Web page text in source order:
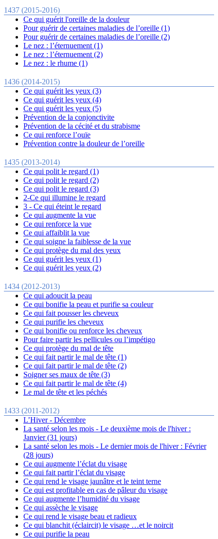
1437 (2015-2016)
Ce qui guérit l'oreille de la douleur
Pour guérir de certaines maladies de l’oreille (1)
Pour guérir de certaines maladies de l’oreille (2)
Le nez : l’éternuement (1)
Le nez : l’éternuement (2)
Le nez : le rhume (1)
1436 (2014-2015)
Ce qui guérit les yeux (3)
Ce qui guérit les yeux (4)
Ce qui guérit les yeux (5)
Prévention de la conjonctivite
Prévention de la cécité et du strabisme
Ce qui renforce l’ouïe
Prévention contre la douleur de l’oreille
1435 (2013-2014)
Ce qui polit le regard (1)
Ce qui polit le regard (2)
Ce qui polit le regard (3)
2-Ce qui illumine le regard
3 - Ce qui éteint le regard
Ce qui augmente la vue
Ce qui renforce la vue
Ce qui affaiblit la vue
Ce qui soigne la faiblesse de la vue
Ce qui protège du mal des yeux
Ce qui guérit les yeux (1)
Ce qui guérit les yeux (2)
1434 (2012-2013)
Ce qui adoucit la peau
Ce qui bonifie la peau et purifie sa couleur
Ce qui fait pousser les cheveux
Ce qui purifie les cheveux
Ce qui bonifie ou renforce les cheveux
Pour faire partir les pellicules ou l’impétigo
Ce qui protège du mal de tête
Ce qui fait partir le mal de tête (1)
Ce qui fait partir le mal de tête (2)
Soigner ses maux de tête (3)
Ce qui fait partir le mal de tête (4)
Le mal de tête et les péchés
1433 (2011-2012)
L’Hiver - Décembre
La santé selon les mois - Le deuxième mois de l'hiver :
Janvier (31 jours)
La santé selon les mois - Le dernier mois de l'hiver : Février
(28 jours)
Ce qui augmente l’éclat du visage
Ce qui fait partir l’éclat du visage
Ce qui rend le visage jaunâtre et le teint terne
Ce qui est profitable en cas de pâleur du visage
Ce qui augmente l’humidité du visage
Ce qui assèche le visage
Ce qui rend le visage beau et radieux
Ce qui blanchit (éclaircit) le visage …et le noircit
Ce qui purifie la peau